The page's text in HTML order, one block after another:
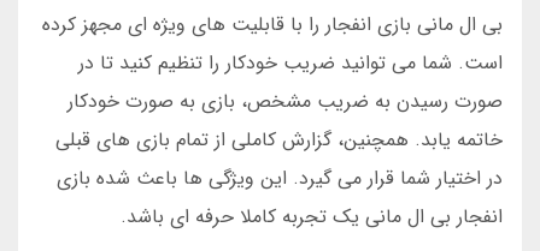
بی ال مانی بازی انفجار را با قابلیت های ویژه ای مجهز کرده
است. شما می توانید ضریب خودکار را تنظیم کنید تا در
صورت رسیدن به ضریب مشخص، بازی به صورت خودکار
خاتمه یابد. همچنین، گزارش کاملی از تمام بازی های قبلی
در اختیار شما قرار می گیرد. این ویژگی ها باعث شده بازی
انفجار بی ال مانی یک تجربه کاملا حرفه ای باشد.